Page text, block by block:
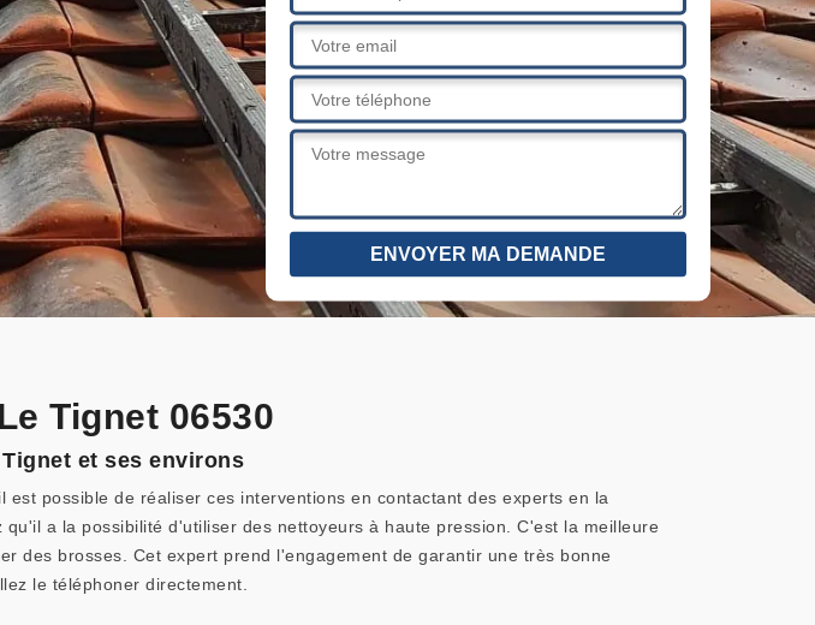
Tignet 06530
et ses environs
possible de réaliser ces interventions en contactant des experts en la
a la possibilité d'utiliser des nettoyeurs à haute pression. C'est la meilleure
des brosses. Cet expert prend l'engagement de garantir une très bonne
le téléphoner directement.